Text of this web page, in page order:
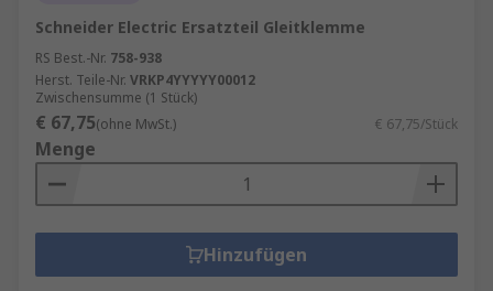
Schneider Electric Ersatzteil Gleitklemme
RS Best.-Nr. 758-938
Herst. Teile-Nr. VRKP4YYYYY00012
Zwischensumme (1 Stück)
€ 67,75(ohne MwSt.) € 67,75/Stück
Menge
Hinzufügen